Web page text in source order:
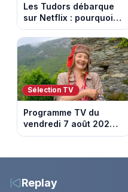
Les Tudors débarque
sur Netflix : pourquoi la
série n’a rien perdu de
son pouvoir
Sélection TV
Programme TV du
vendredi 7 août 2026 :
notre sélection pour
Replay